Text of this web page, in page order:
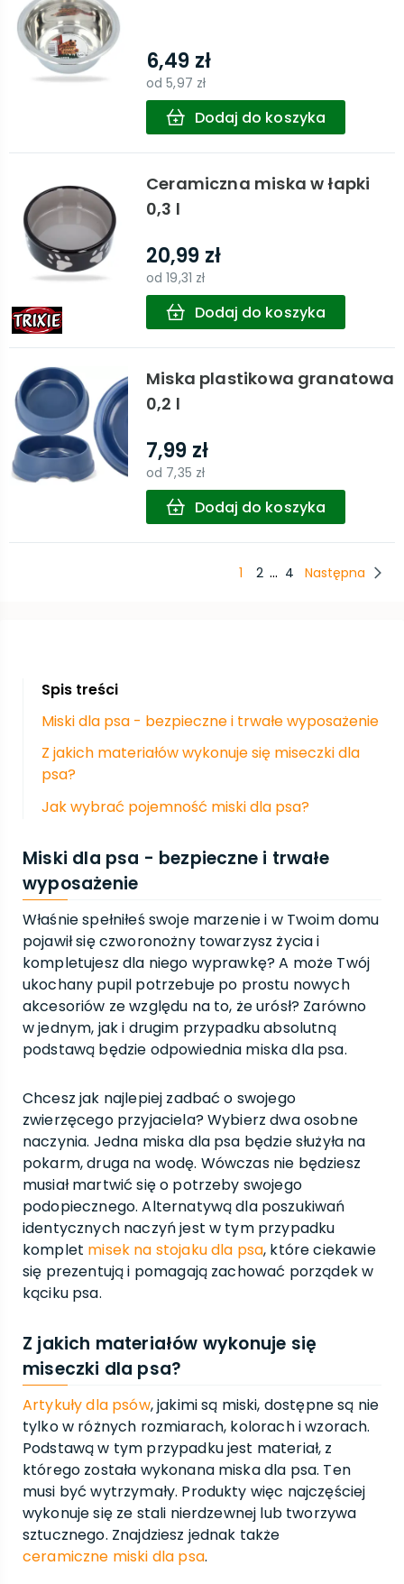
6,49 zł
od5,97 zł
Dodaj do koszyka
Ceramiczna miska w łapki
0,3 l
20,99 zł
od19,31 zł
Dodaj do koszyka
Miska plastikowa granatowa
0,2 l
7,99 zł
od 7,35 zł
Dodaj do koszyka
1 2 ... 4 Następna
Spis treści
Miski dla psa - bezpieczne i trwałe wyposażenie
Z jakich materiałów wykonuje się miseczki dla
psa?
Jak wybrać pojemność miski dla psa?
Miski dla psa - bezpieczne i trwałe
wyposażenie
Właśnie spełniłeś swoje marzenie i w Twoim domu
pojawił się czworonożny towarzysz życia i
kompletujesz dla niego wyprawkę? A może Twój
ukochany pupil potrzebuje po prostu nowych
akcesoriów ze względu na to, że urósł? Zarówno
w jednym, jak i drugim przypadku absolutną
podstawą będzie odpowiednia miska dla psa.
Chcesz jak najlepiej zadbać o swojego
zwierzęcego przyjaciela? Wybierz dwa osobne
naczynia. Jedna miska dla psa będzie służyła na
pokarm, druga na wodę. Wówczas nie będziesz
musiał martwić się o potrzeby swojego
podopiecznego. Alternatywą dla poszukiwań
identycznych naczyń jest w tym przypadku
komplet misek na stojaku dla psa, które ciekawie
się prezentują i pomagają zachować porządek w
kąciku psa.
Z jakich materiałów wykonuje się
miseczki dla psa?
Artykuły dla psów, jakimi są miski, dostępne są nie
tylko w różnych rozmiarach, kolorach i wzorach.
Podstawą w tym przypadku jest materiał, z
którego została wykonana miska dla psa. Ten
musi być wytrzymały. Produkty więc najczęściej
wykonuje się ze stali nierdzewnej lub tworzywa
sztucznego. Znajdziesz jednak także
ceramiczne miski dla psa.